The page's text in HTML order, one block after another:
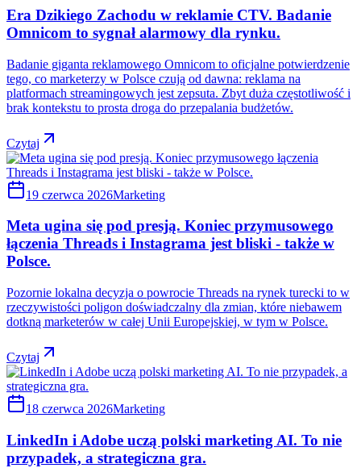
Era Dzikiego Zachodu w reklamie CTV. Badanie
Omnicom to sygnał alarmowy dla rynku.
Badanie giganta reklamowego Omnicom to oficjalne potwierdzenie
tego, co marketerzy w Polsce czują od dawna: reklama na
platformach streamingowych jest zepsuta. Zbyt duża częstotliwość i
brak kontekstu to prosta droga do przepalania budżetów.
Czytaj
19 czerwca 2026Marketing
Meta ugina się pod presją. Koniec przymusowego
łączenia Threads i Instagrama jest bliski - także w
Polsce.
Pozornie lokalna decyzja o powrocie Threads na rynek turecki to w
rzeczywistości poligon doświadczalny dla zmian, które niebawem
dotkną marketerów w całej Unii Europejskiej, w tym w Polsce.
Czytaj
18 czerwca 2026Marketing
LinkedIn i Adobe uczą polski marketing AI. To nie
przypadek, a strategiczna gra.